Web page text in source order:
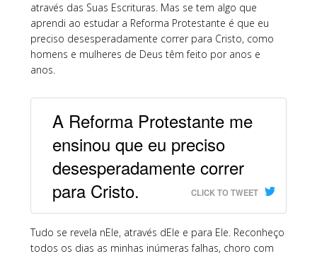
através das Suas Escrituras. Mas se tem algo que
aprendi ao estudar a Reforma Protestante é que eu
preciso desesperadamente correr para Cristo, como
homens e mulheres de Deus têm feito por anos e
anos.
A Reforma Protestante me
ensinou que eu preciso
desesperadamente correr
para Cristo.
CLICK TO TWEET
Tudo se revela nEle, através dEle e para Ele. Reconheço
todos os dias as minhas inúmeras falhas, choro com